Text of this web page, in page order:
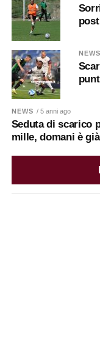
NEWS
NEWS / 5 anni ago
Seduta di scarico
mille, domani è